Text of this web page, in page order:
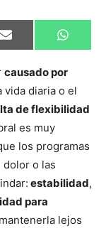
Compartir
en
Email
en
causado por
vida diaria o el
de flexibilidad
es muy
los programas
o las
estabilidad,
para
lejos